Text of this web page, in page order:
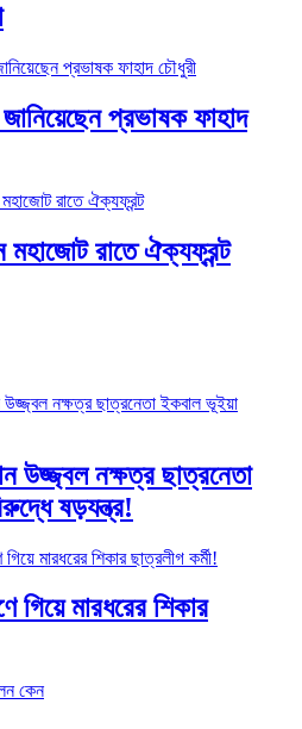
প্রভাষক ফাহাদ
মহাজোট রাতে ঐক্যফ্রন্ট
উজ্জ্বল নক্ষত্র ছাত্রনেতা
ষড়যন্ত্র!
গিয়ে মারধরের শিকার